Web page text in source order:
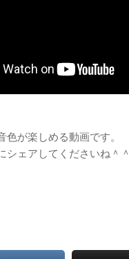
色が楽しめる動画です。
シェアしてくださいね＾＾